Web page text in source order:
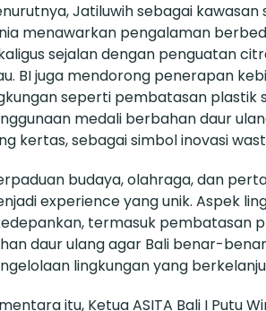
Jatiluwih sebagai
menawarkan pengalaman
sejalan dengan penguatan
BI juga mendorong penerapan
seperti pembatasan plastik
medali berbahan daur
kertas, sebagai simbol inovasi
budaya, olahraga, dan
experience yang unik. Aspek
termasuk pembatasan
daur ulang agar Bali benar-
lingkungan yang
itu, Ketua ASITA Bali I Putu